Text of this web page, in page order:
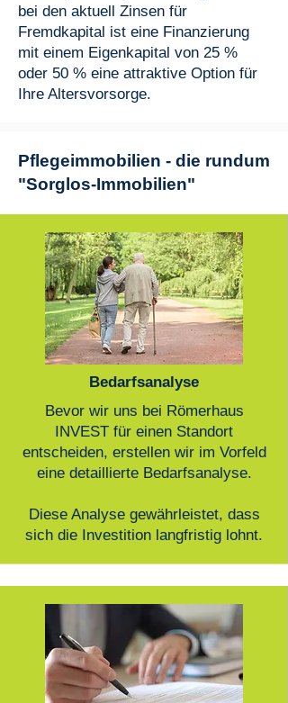
bei den aktuell Zinsen für
Fremdkapital ist eine Finanzierung
mit einem Eigenkapital von 25 %
oder 50 % eine attraktive Option für
Ihre Altersvorsorge.
Pflegeimmobilien - die rundum
"Sorglos-Immobilien"
Bedarfsanalyse
Bevor wir uns bei Römerhaus
INVEST für einen Standort
entscheiden, erstellen wir im Vorfeld
eine detaillierte Bedarfsanalyse.
Diese Analyse gewährleistet, dass
sich die Investition langfristig lohnt.